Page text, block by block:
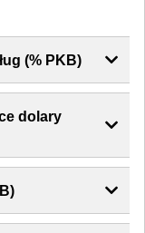
(% PKB)
dolary